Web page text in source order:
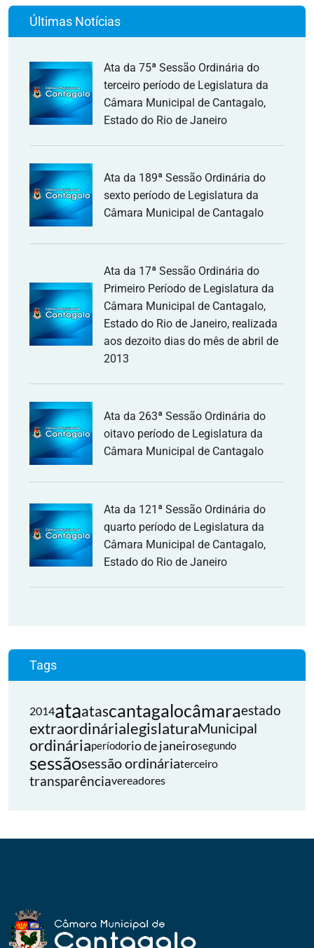
Últimas Notícias
Ata da 75ª Sessão Ordinária do
terceiro período de Legislatura da
Câmara Municipal de Cantagalo,
Estado do Rio de Janeiro
Ata da 189ª Sessão Ordinária do
sexto período de Legislatura da
Câmara Municipal de Cantagalo
Ata da 17ª Sessão Ordinária do
Primeiro Período de Legislatura da
Câmara Municipal de Cantagalo,
Estado do Rio de Janeiro, realizada
aos dezoito dias do mês de abril de
2013
Ata da 263ª Sessão Ordinária do
oitavo período de Legislatura da
Câmara Municipal de Cantagalo
Ata da 121ª Sessão Ordinária do
quarto período de Legislatura da
Câmara Municipal de Cantagalo,
Estado do Rio de Janeiro
Tags
2014ataatascantagalocâmaraestado
extraordinárialegislaturaMunicipal
ordináriaperíodorio de janeirosegundo
sessãosessão ordináriaterceiro
transparênciavereadores